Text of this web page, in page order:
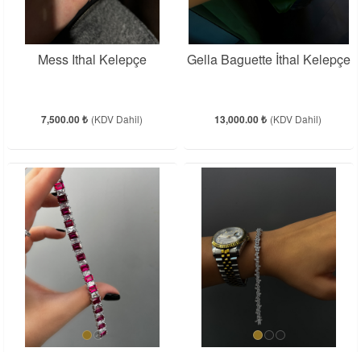
Mess Ithal Kelepçe
7,500.00 ₺ (KDV Dahil)
Gella Baguette İthal Kelepçe
13,000.00 ₺ (KDV Dahil)